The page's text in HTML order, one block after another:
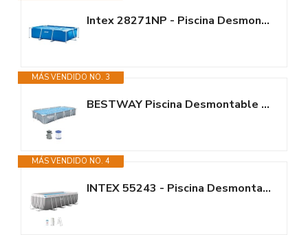
Intex 28271NP - Piscina Desmontable Small Frame 260 x 160 x 65 cm, 2.282...
MÁS VENDIDO NO. 3
BESTWAY Piscina Desmontable Steel Pro 366x201x66 cm Gris
MÁS VENDIDO NO. 4
INTEX 55243 - Piscina Desmontable Rectangular con depuradora Prism Frame